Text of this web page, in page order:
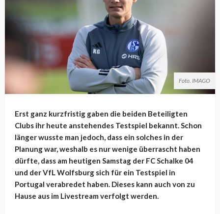
Foto. IMAGO
Erst ganz kurzfristig gaben die beiden Beteiligten
Clubs ihr heute anstehendes Testspiel bekannt. Schon
länger wusste man jedoch, dass ein solches in der
Planung war, weshalb es nur wenige überrascht haben
dürfte, dass am heutigen Samstag der FC Schalke 04
und der VfL Wolfsburg sich für ein Testspiel in
Portugal verabredet haben. Dieses kann auch von zu
Hause aus im Livestream verfolgt werden.